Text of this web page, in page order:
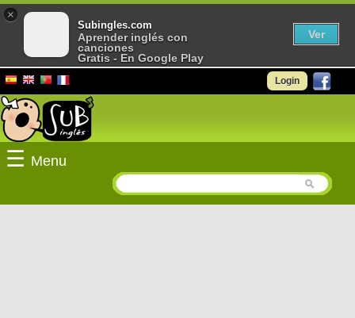
Login
☰ Menu
×
Subingles.com
Aprender inglés con
canciones
Gratis - En Google Play
Ver